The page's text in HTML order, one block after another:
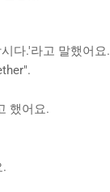
다.'라고 말했어요.
했어요.
.